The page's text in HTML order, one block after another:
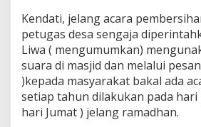
Kendati, jelang acara
petugas desa sengaja
Liwa ( mengumumkan)
suara di masjid dan melalui
)kepada masyarakat bakal ada
setiap tahun dilakukan pada
hari Jumat ) jelang ramadhan.